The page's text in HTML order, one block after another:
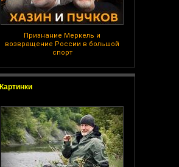
Признание Меркель и
возвращение России в большой
спорт
Картинки